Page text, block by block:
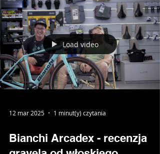
Myślisz szosa - widzisz Bianchi. Damian i
przyjrzeli się bestsellerowi od włoskiego
prodcenta. Zapraszamy na recenzję Bianchi...
Load video